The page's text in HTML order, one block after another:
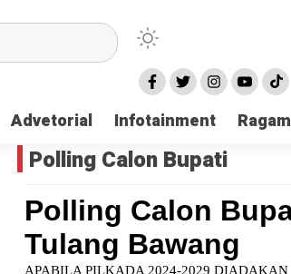
Advetorial Infotainment Ragam
Polling Calon Bupati